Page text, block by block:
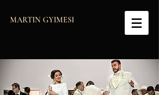
MARTIN GYIMESI